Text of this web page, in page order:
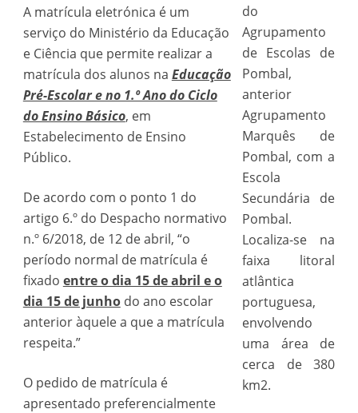
A matrícula eletrónica é um
serviço do Ministério da Educação
e Ciência que permite realizar a
matrícula dos alunos na Educação
Pré-Escolar e no 1.º Ano do Ciclo
do Ensino Básico, em
Estabelecimento de Ensino
Público.
De acordo com o ponto 1 do
artigo 6.º do Despacho normativo
n.º 6/2018, de 12 de abril, “o
período normal de matrícula é
fixado entre o dia 15 de abril e o
dia 15 de junhodo ano escolar
anterior àquele a que a matrícula
respeita.”
O pedido de matrícula é
apresentado preferencialmente
do
Agrupamento
de Escolas de
Pombal,
anterior
Agrupamento
Marquês de
Pombal, com a
Escola
Secundária de
Pombal.
Localiza-se na
faixa litoral
atlântica
portuguesa,
envolvendo
uma área de
cerca de 380
km2.